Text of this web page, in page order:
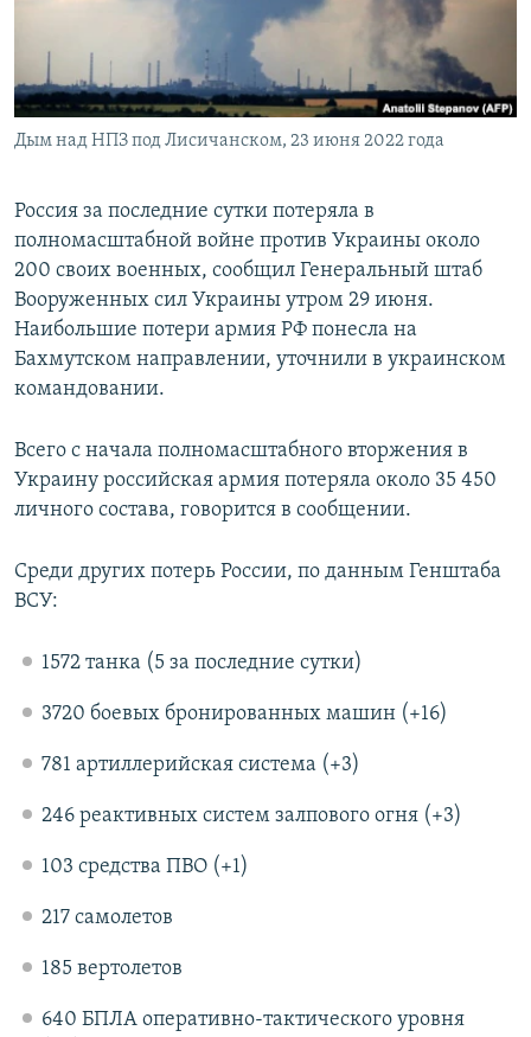
ПОБЕДИТЕЛЕЙ НЕ СУДЯТ?
КРЫМ.НЕПОКОРЕННЫЙ
ELIFBE
УКРАИНСКАЯ ПРОБЛЕМА КРЫМА
Дым над НПЗ под Лисичанском, 23 июня 2022 года
Россия за последние сутки потеряла в
полномасштабной войне против Украины около
200 своих военных, сообщил Генеральный штаб
Вооруженных сил Украины утром 29 июня.
Наибольшие потери армия РФ понесла на
Бахмутском направлении, уточнили в украинском
командовании.
Всего с начала полномасштабного вторжения в
Украину российская армия потеряла около 35 450
личного состава, говорится в сообщении.
Среди других потерь России, по данным Генштаба
ВСУ:
1572 танка (5 за последние сутки)
3720 боевых бронированных машин (+16)
781 артиллерийская система (+3)
246 реактивных систем залпового огня (+3)
103 средства ПВО (+1)
217 самолетов
185 вертолетов
640 БПЛА оперативно-тактического уровня